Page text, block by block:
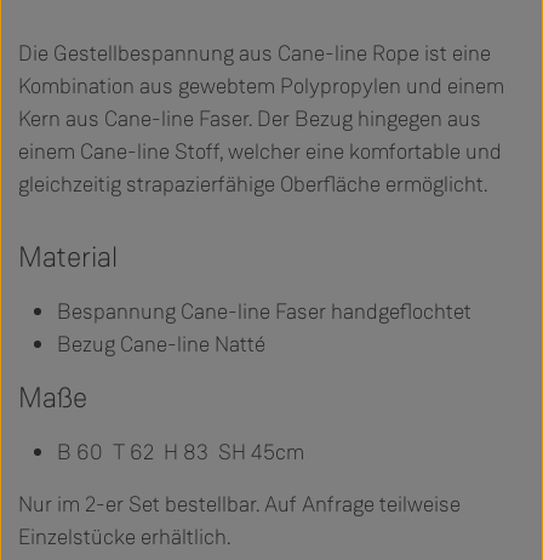
Die Gestellbespannung aus Cane-line Rope ist eine
Kombination aus gewebtem Polypropylen und einem
Kern aus Cane-line Faser. Der Bezug hingegen aus
einem Cane-line Stoff, welcher eine komfortable und
gleichzeitig strapazierfähige Oberfläche ermöglicht.
Material
Bespannung Cane-line Faser handgeflochtet
Bezug Cane-line Natté
Maße
B 60 T 62 H 83 SH 45cm
Nur im 2-er Set bestellbar. Auf Anfrage teilweise
Einzelstücke erhältlich.